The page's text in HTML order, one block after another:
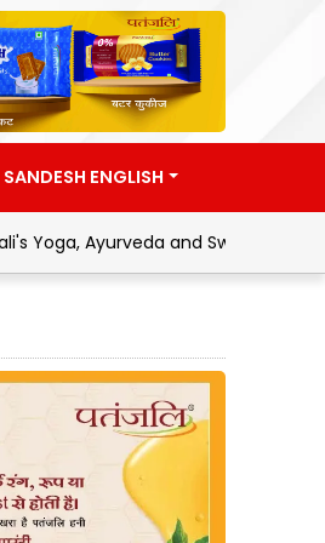
ENGLISH
and Swadeshi Movement